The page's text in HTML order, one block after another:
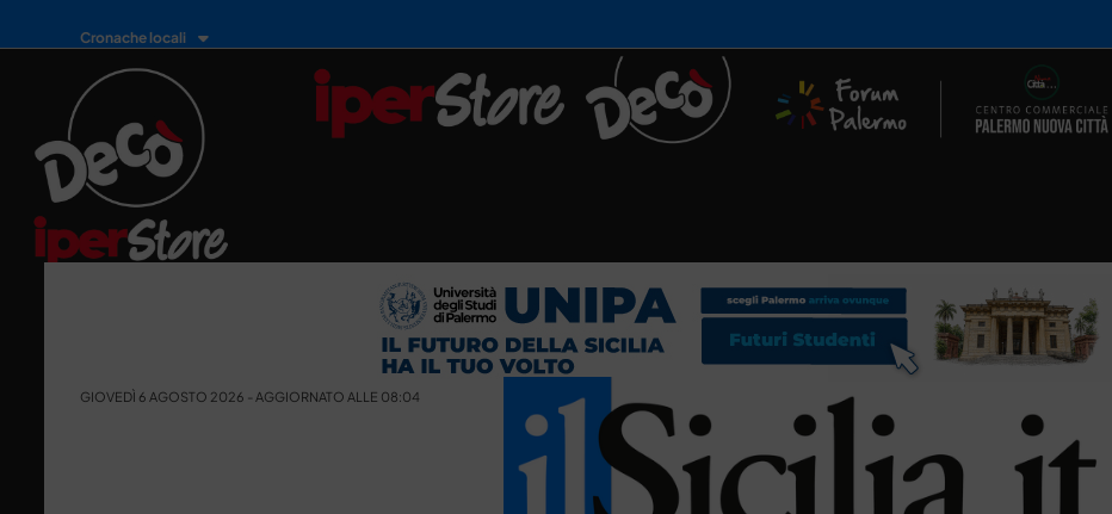
Cronache locali
GIOVEDÌ 6 AGOSTO 2026 - AGGIORNATO ALLE 08:04